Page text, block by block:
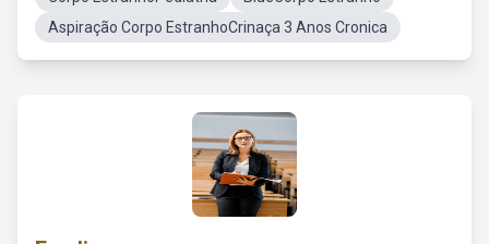
Aspiração Corpo EstranhoCrinaça 3 Anos Cronica